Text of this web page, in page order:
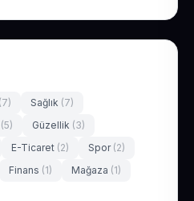
(7) Sağlık (7)
(5) Güzellik (3)
E-Ticaret (2) Spor (2)
Finans (1) Mağaza (1)